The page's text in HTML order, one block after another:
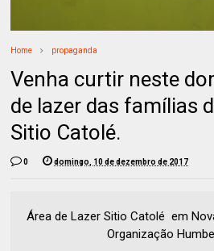
Home propaganda
Venha curtir neste
de lazer das famílias
Sitio Catolé.
0 domingo, 10 de dezembro de 2017
Área de Lazer Sitio
Organização